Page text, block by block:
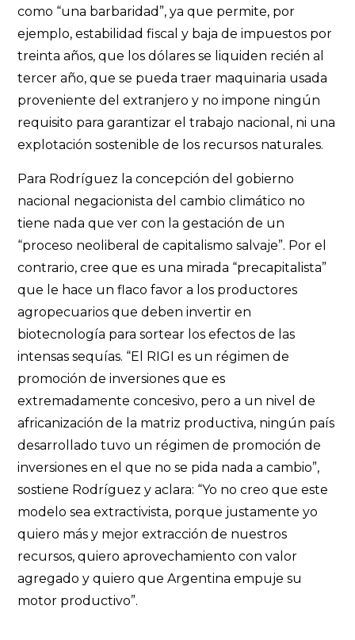
como “una barbaridad”, ya que permite, por
ejemplo, estabilidad fiscal y baja de impuestos por
treinta años, que los dólares se liquiden recién al
tercer año, que se pueda traer maquinaria usada
proveniente del extranjero y no impone ningún
requisito para garantizar el trabajo nacional, ni una
explotación sostenible de los recursos naturales.
Para Rodríguez la concepción del gobierno
nacional negacionista del cambio climático no
tiene nada que ver con la gestación de un
“proceso neoliberal de capitalismo salvaje”. Por el
contrario, cree que es una mirada “precapitalista”
que le hace un flaco favor a los productores
agropecuarios que deben invertir en
biotecnología para sortear los efectos de las
intensas sequías. “El RIGI es un régimen de
promoción de inversiones que es
extremadamente concesivo, pero a un nivel de
africanización de la matriz productiva, ningún país
desarrollado tuvo un régimen de promoción de
inversiones en el que no se pida nada a cambio”,
sostiene Rodríguez y aclara: “Yo no creo que este
modelo sea extractivista, porque justamente yo
quiero más y mejor extracción de nuestros
recursos, quiero aprovechamiento con valor
agregado y quiero que Argentina empuje su
motor productivo”.